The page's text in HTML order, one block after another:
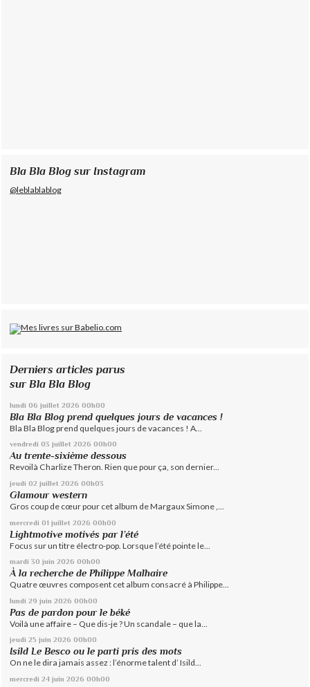
Bla Bla Blog sur Instagram
@leblablablog
Derniers articles parus
sur Bla Bla Blog
lundi 06 juillet 2026 00h00
Bla Bla Blog prend quelques jours de vacances !
Bla Bla Blog prend quelques jours de vacances ! A...
vendredi 03 juillet 2026 00h00
Au trente-sixième dessous
Revoilà Charlize Theron. Rien que pour ça, son dernier...
jeudi 02 juillet 2026 00h03
Glamour western
Gros coup de cœur pour cet album de Margaux Simone ,...
mercredi 01 juillet 2026 00h00
Lightmotive motivés par l’été
Focus sur un titre électro-pop. Lorsque l’été pointe le...
mardi 30 juin 2026 00h00
À la recherche de Philippe Malhaire
Quatre œuvres composent cet album consacré à Philippe...
lundi 29 juin 2026 00h00
Pas de pardon pour le béké
Voilà une affaire – Que dis-je ? Un scandale – que la...
jeudi 25 juin 2026 00h00
Isild Le Besco ou le parti pris des mots
On ne le dira jamais assez : l’énorme talent d’ Isild...
mercredi 24 juin 2026 00h00